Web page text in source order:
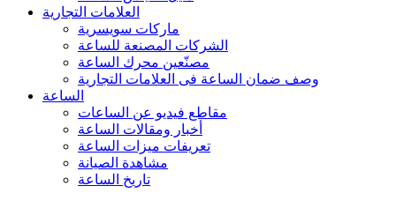
العلامات التجارية
ماركات سويسرية
الشركات المصنعة للساعة
مصنّعين محرك الساعة
وصف ضمان الساعة فی العلامات التجارية
الساعة
مقاطع فيديو عن الساعات
أخبار ومقالات الساعة
تعريفات ميزات الساعة
مشاهدة الصيانة
تاريخ الساعة